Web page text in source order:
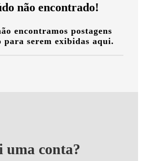
não encontrado!
encontramos postagens
para serem exibidas aqui.
uma conta?